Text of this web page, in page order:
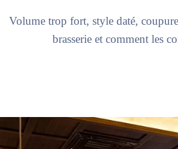
Volume trop fort, style daté,
brasserie et comment les